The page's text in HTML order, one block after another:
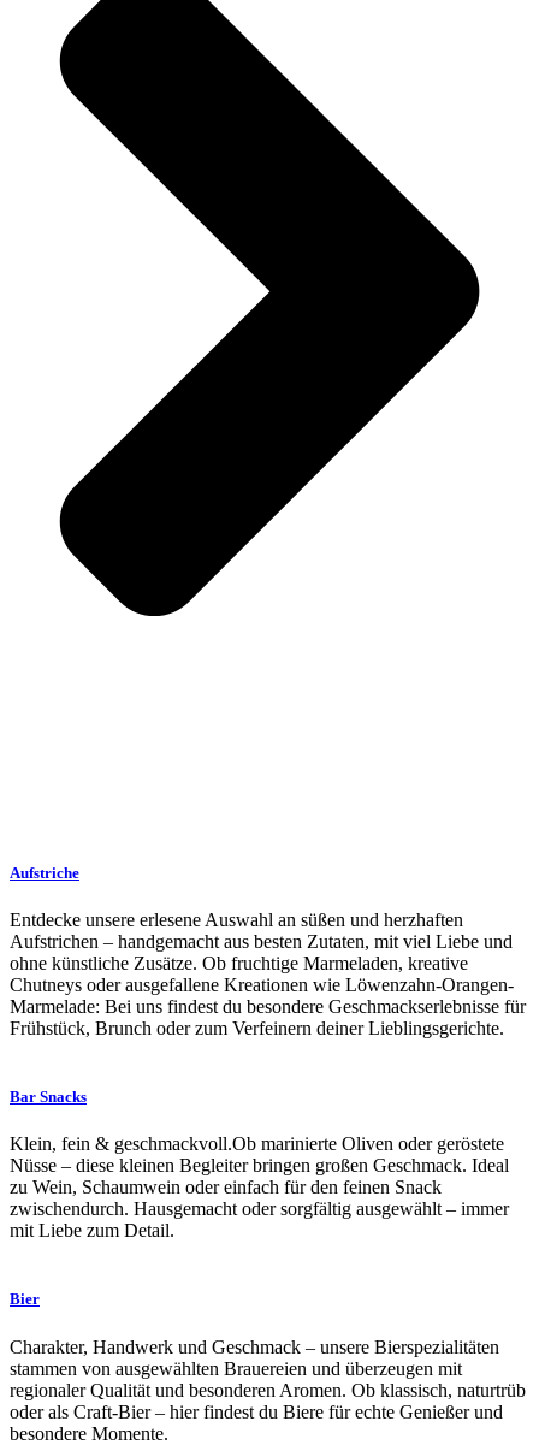
Aufstriche
Entdecke unsere erlesene Auswahl an süßen und herzhaften
Aufstrichen – handgemacht aus besten Zutaten, mit viel Liebe und
ohne künstliche Zusätze. Ob fruchtige Marmeladen, kreative
Chutneys oder ausgefallene Kreationen wie Löwenzahn-Orangen-
Marmelade: Bei uns findest du besondere Geschmackserlebnisse für
Frühstück, Brunch oder zum Verfeinern deiner Lieblingsgerichte.
Bar Snacks
Klein, fein & geschmackvoll.Ob marinierte Oliven oder geröstete
Nüsse – diese kleinen Begleiter bringen großen Geschmack. Ideal
zu Wein, Schaumwein oder einfach für den feinen Snack
zwischendurch. Hausgemacht oder sorgfältig ausgewählt – immer
mit Liebe zum Detail.
Bier
Charakter, Handwerk und Geschmack – unsere Bierspezialitäten
stammen von ausgewählten Brauereien und überzeugen mit
regionaler Qualität und besonderen Aromen. Ob klassisch, naturtrüb
oder als Craft-Bier – hier findest du Biere für echte Genießer und
besondere Momente.